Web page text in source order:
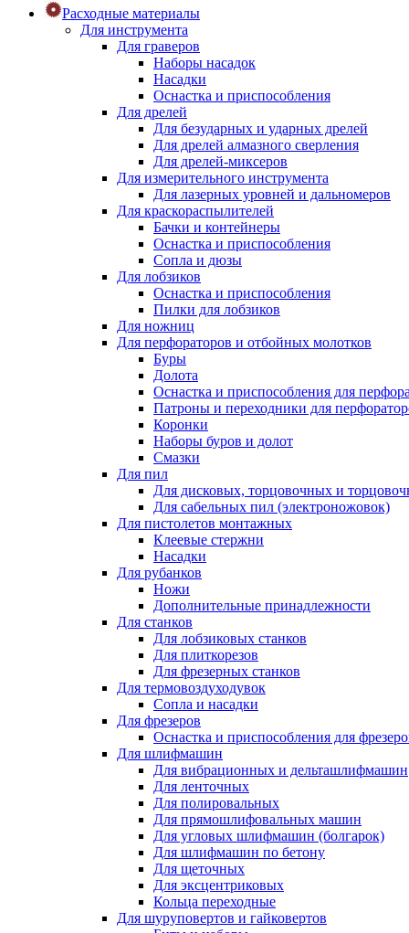
Расходные материалы
Для инструмента
Для граверов
Наборы насадок
Насадки
Оснастка и приспособления
Для дрелей
Для безударных и ударных дрелей
Для дрелей алмазного сверления
Для дрелей-миксеров
Для измерительного инструмента
Для лазерных уровней и дальномеров
Для краскораспылителей
Бачки и контейнеры
Оснастка и приспособления
Сопла и дюзы
Для лобзиков
Оснастка и приспособления
Пилки для лобзиков
Для ножниц
Для перфораторов и отбойных молотков
Буры
Долота
Оснастка и приспособления для
Патроны и переходники для
Коронки
Наборы буров и долот
Смазки
Для пил
Для дисковых, торцовочных и
Для сабельных пил (электроножовок)
Для пистолетов монтажных
Клеевые стержни
Насадки
Для рубанков
Ножи
Дополнительные принадлежности
Для станков
Для лобзиковых станков
Для плиткорезов
Для фрезерных станков
Для термовоздуходувок
Сопла и насадки
Для фрезеров
Оснастка и приспособления для
Для шлифмашин
Для вибрационных и дельташлифмашин
Для ленточных
Для полировальных
Для прямошлифовальных машин
Для угловых шлифмашин (болгарок)
Для шлифмашин по бетону
Для щеточных
Для эксцентриковых
Кольца переходные
Для шуруповертов и гайковертов